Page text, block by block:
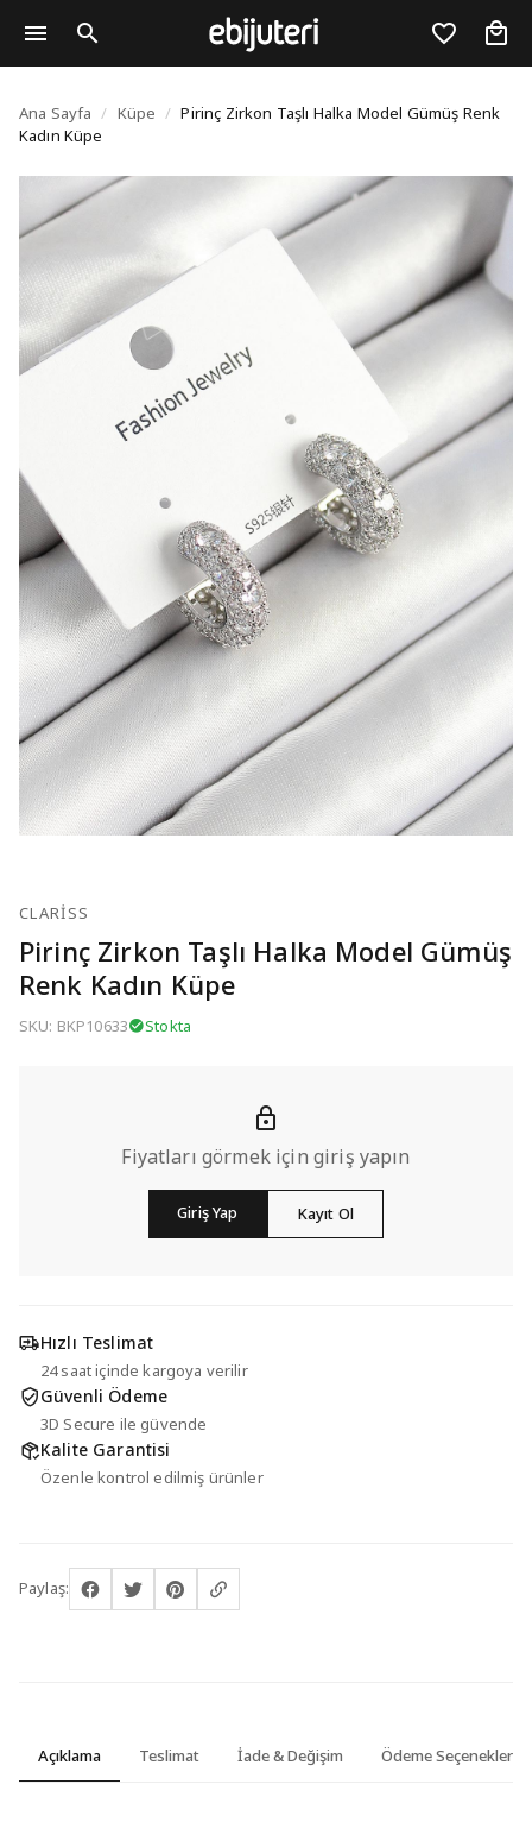
Pirinç Zirkon Taşlı
Ana Sayfa / Küpe / Pirinç Zirkon Taşlı Halka Model Gümüş Renk
Kadın Küpe
CLARISS
Pirinç Zirkon Taşlı Halka Model Gümüş
Renk Kadın Küpe
SKU: BKP10633 Stokta
Fiyatları görmek için giriş yapın
Giriş Yap Kayıt Ol
Hızlı Teslimat
24 saat içinde kargoya verilir
Güvenli Ödeme
3D Secure ile güvende
Kalite Garantisi
Özenle kontrol edilmiş ürünler
Paylaş:
Açıklama Teslimat İade & Değişim Ödeme Seçenekleri